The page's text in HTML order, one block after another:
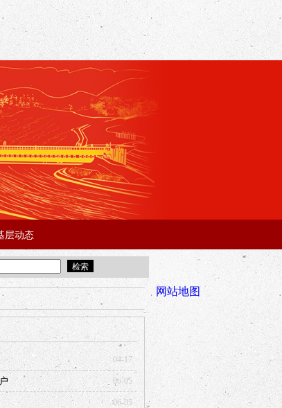
层动态
业”事业单位人才引进·北京站面试成绩公告 全市安全
04-17
06-05
06-05
网站地图